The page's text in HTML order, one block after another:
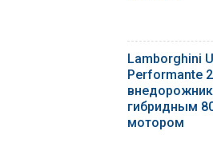
Lamborghini
Performante
гибридным
мотором